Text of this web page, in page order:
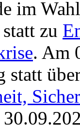
im
zu
. Am
statt